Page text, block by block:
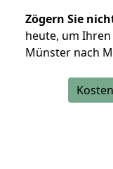
Zögern Sie
heute, um
Münster nach